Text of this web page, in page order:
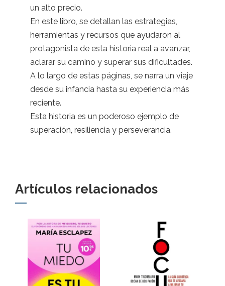
un alto precio.
En este libro, se detallan las estrategias,
herramientas y recursos que ayudaron al
protagonista de esta historia real a avanzar,
aclarar su camino y superar sus dificultades.
A lo largo de estas páginas, se narra un viaje
desde su infancia hasta su experiencia más
reciente.
Esta historia es un poderoso ejemplo de
superación, resiliencia y perseverancia.
Artículos relacionados